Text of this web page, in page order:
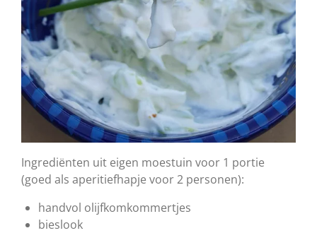
Ingrediënten uit eigen moestuin voor 1 portie
(goed als aperitiefhapje voor 2 personen):
handvol olijfkomkommertjes
bieslook